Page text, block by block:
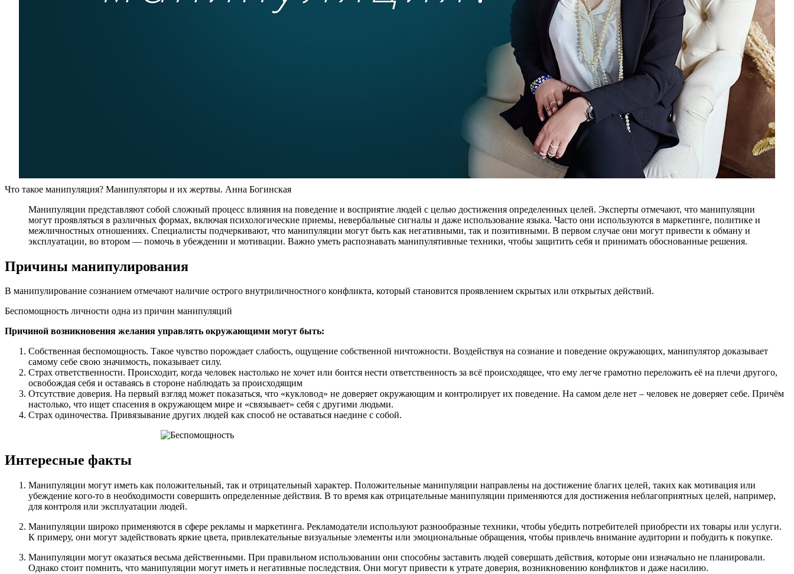
Что такое манипуляция? Манипуляторы и их жертвы. Анна Богинская
Манипуляции представляют собой сложный процесс влияния на поведение и восприятие людей с целью достижения определенных целей. Эксперты отмечают, что манипуляции
могут проявляться в различных формах, включая психологические приемы, невербальные сигналы и даже использование языка. Часто они используются в маркетинге, политике и
межличностных отношениях. Специалисты подчеркивают, что манипуляции могут быть как негативными, так и позитивными. В первом случае они могут привести к обману и
эксплуатации, во втором — помочь в убеждении и мотивации. Важно уметь распознавать манипулятивные техники, чтобы защитить себя и принимать обоснованные решения.
Причины манипулирования
В манипулирование сознанием отмечают наличие острого внутриличностного конфликта, который становится проявлением скрытых или открытых действий.
Беспомощность личности одна из причин манипуляций
Причиной возникновения желания управлять окружающими могут быть:
Собственная беспомощность. Такое чувство порождает слабость, ощущение собственной ничтожности. Воздействуя на сознание и поведение окружающих, манипулятор доказывает
самому себе свою значимость, показывает силу.
Страх ответственности. Происходит, когда человек настолько не хочет или боится нести ответственность за всё происходящее, что ему легче грамотно переложить её на плечи другого,
освобождая себя и оставаясь в стороне наблюдать за происходящим
Отсутствие доверия. На первый взгляд может показаться, что «кукловод» не доверяет окружающим и контролирует их поведение. На самом деле нет – человек не доверяет себе. Причём
настолько, что ищет спасения в окружающем мире и «связывает» себя с другими людьми.
Страх одиночества. Привязывание других людей как способ не оставаться наедине с собой.
Интересные факты
Манипуляции могут иметь как положительный, так и отрицательный характер. Положительные манипуляции направлены на достижение благих целей, таких как мотивация или
убеждение кого-то в необходимости совершить определенные действия. В то время как отрицательные манипуляции применяются для достижения неблагоприятных целей, например,
для контроля или эксплуатации людей.
Манипуляции широко применяются в сфере рекламы и маркетинга. Рекламодатели используют разнообразные техники, чтобы убедить потребителей приобрести их товары или услуги.
К примеру, они могут задействовать яркие цвета, привлекательные визуальные элементы или эмоциональные обращения, чтобы привлечь внимание аудитории и побудить к покупке.
Манипуляции могут оказаться весьма действенными. При правильном использовании они способны заставить людей совершать действия, которые они изначально не планировали.
Однако стоит помнить, что манипуляции могут иметь и негативные последствия. Они могут привести к утрате доверия, возникновению конфликтов и даже насилию.